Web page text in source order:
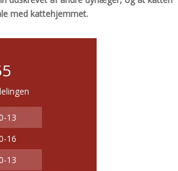
med kattehjemmet.
13
16
13